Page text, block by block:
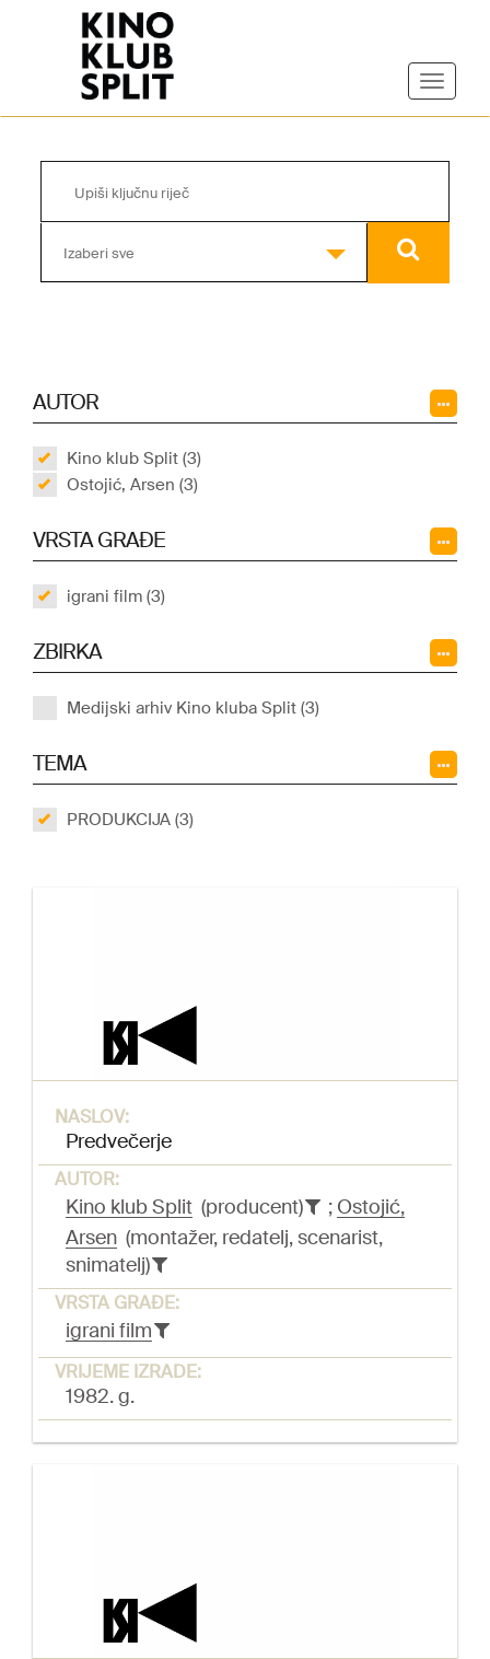
Izaberi sve
AUTOR
Kino klub Split (3)
Ostojić, Arsen (3)
VRSTA GRAĐE
igrani film (3)
ZBIRKA
Medijski arhiv Kino kluba Split (3)
TEMA
PRODUKCIJA (3)
NASLOV:
Predvečerje
AUTOR:
Kino klub Split (producent) ; Ostojić,
Arsen (montažer, redatelj, scenarist,
snimatelj)
VRSTA GRAĐE:
igrani film
VRIJEME IZRADE:
1982. g.